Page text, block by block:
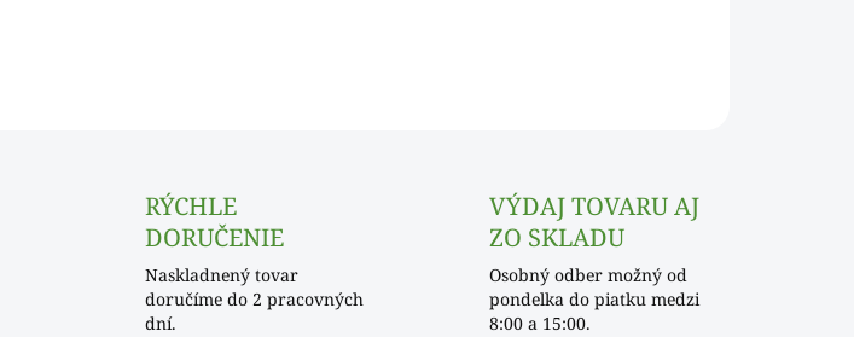
RÝCHLE
DORUČENIE
Naskladnený tovar
doručíme do 2 pracovných
dní.
VÝDAJ TOVARU AJ
ZO SKLADU
Osobný odber možný od
pondelka do piatku medzi
8:00 a 15:00.